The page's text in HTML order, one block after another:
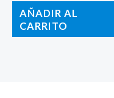
AÑADIR AL
CARRITO